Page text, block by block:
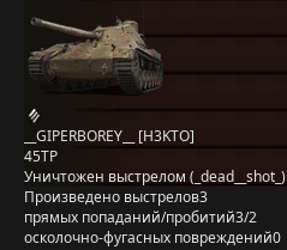
__GIPERBOREY__ [H3KTO]
45TP
Уничтожен выстрелом (_dead__shot_)
Произведено выстрелов3
прямых попаданий/пробитий3/2
осколочно-фугасных повреждений0